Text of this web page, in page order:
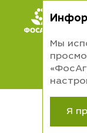
Мы
Я